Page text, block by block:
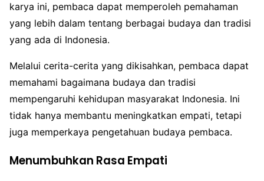
karya ini, pembaca dapat memperoleh pemahaman
yang lebih dalam tentang berbagai budaya dan tradisi
yang ada di Indonesia.
Melalui cerita-cerita yang dikisahkan, pembaca dapat
memahami bagaimana budaya dan tradisi
mempengaruhi kehidupan masyarakat Indonesia. Ini
tidak hanya membantu meningkatkan empati, tetapi
juga memperkaya pengetahuan budaya pembaca.
Menumbuhkan Rasa Empati